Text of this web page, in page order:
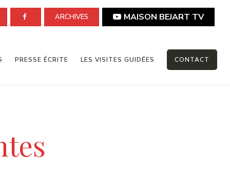
ARCHIVES MAISON BEJART TV
PRESSE ÉCRITE LES VISITES GUIDÉES CONTACT